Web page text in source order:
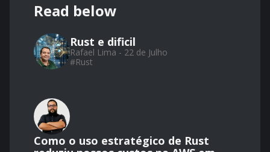
Read below
Rust e dificil
Rafael Lima - 22 de Julho
#Rust
Como o uso estratégico de Rust